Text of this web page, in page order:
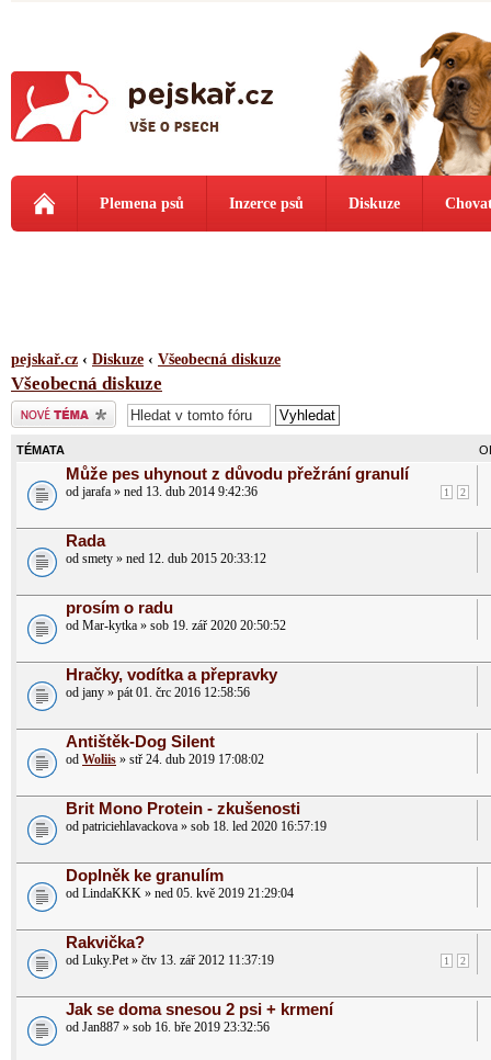
Plemena psů Inzerce psů Diskuze
pejskař.cz ‹ Diskuze ‹ Všeobecná diskuze
Všeobecná diskuze
Odeslat nové téma
TÉMATA
Může pes uhynout z důvodu přežrání granulí
1 2
od jarafa » ned 13. dub 2014 9:42:36
Rada
od smety » ned 12. dub 2015 20:33:12
prosím o radu
od Mar-kytka » sob 19. zář 2020 20:50:52
Hračky, vodítka a přepravky
od jany » pát 01. črc 2016 12:58:56
Antištěk-Dog Silent
od Woliis » stř 24. dub 2019 17:08:02
Brit Mono Protein - zkušenosti
od patriciehlavackova » sob 18. led 2020 16:57:19
Doplněk ke granulím
od LindaKKK » ned 05. kvě 2019 21:29:04
Rakvička?
1 2
od Luky.Pet » čtv 13. zář 2012 11:37:19
Jak se doma snesou 2 psi + krmení
od Jan887 » sob 16. bře 2019 23:32:56